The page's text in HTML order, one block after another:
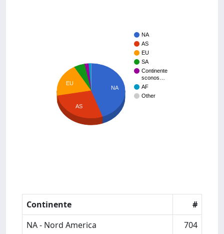
NA
AS
EU
SA
Continente
sconos…
AF
Other
NA
EU
AS
Continente
#
NA - Nord America
704